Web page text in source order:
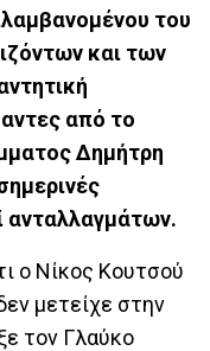
του
και των
από το
Δημήτρη
ανταλλαγμάτων.
ο Νίκος Κουτσού
μετείχε στην
τον Γλαύκο